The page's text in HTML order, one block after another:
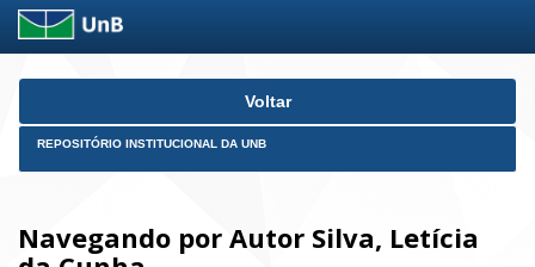
Skip
Voltar
REPOSITÓRIO INSTITUCIONAL DA UNB
Navegando por Autor Silva, Letícia